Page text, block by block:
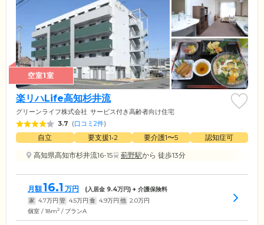
空室1室
楽リハLife高知杉井流
グリーンライフ株式会社 サービス付き高齢者向け住宅
3.7 (口コミ2件)
自立 要支援1•2 要介護1〜5
認知症可
高知県高知市杉井流16-15
薊野駅から 徒歩13分
月額16.1 万円 (入居金 9.4万円) + 介護保険料
家 4.7万円 管 4.5万円 食 4.9万円 他 2.0万円
個室 / 18m2 / プランA